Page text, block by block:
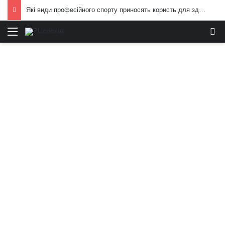
Які види професійного спорту приносять користь для здоров’я: поради експертів
Меню